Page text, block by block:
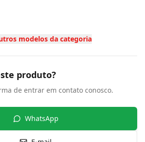
modelos da categoria
produto?
de entrar em contato conosco.
WhatsApp